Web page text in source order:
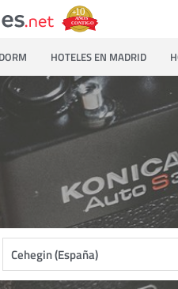
HOTELES EN MADRID